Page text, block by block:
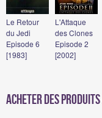
Le Retour
du Jedi
Episode 6
[1983]
L'Attaque
des Clones
Episode 2
[2002]
Acheter des